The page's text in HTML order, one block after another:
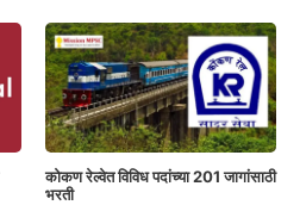
कोकण रेल्वेत विविध पदांच्या 201 जागांसाठी
भरती